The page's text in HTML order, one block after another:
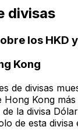
divisas
los HKD
Kong
de divisas
Hong Kong
la divisa
de esta divisa